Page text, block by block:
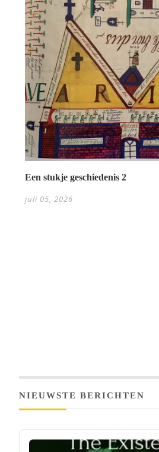
Een stukje geschiedenis 2
juli 05, 2026
NIEUWSTE BERICHTEN